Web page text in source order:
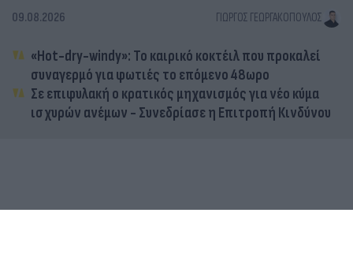
09.08.2026 ΓΙΏΡΓΟΣ ΓΕΩΡΓΑΚΌΠΟΥΛΟΣ
«Hot-dry-windy»: Το καιρικό κοκτέιλ που προκαλεί
συναγερμό για φωτιές το επόμενο 48ωρο
Σε επιφυλακή ο κρατικός μηχανισμός για νέο κύμα
ισχυρών ανέμων - Συνεδρίασε η Επιτροπή Κινδύνου